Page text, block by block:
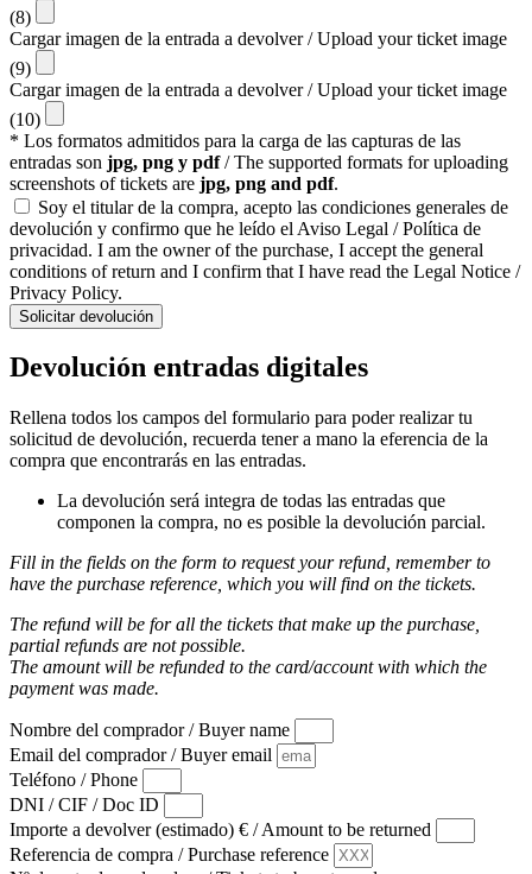
(8)
Cargar imagen de la entrada a devolver / Upload your ticket image
(9)
Cargar imagen de la entrada a devolver / Upload your ticket image
(10)
* Los formatos admitidos para la carga de las capturas de las
entradas son jpg, png y pdf/ The supported formats for uploading
screenshots of tickets are jpg, png and pdf.
Soy el titular de la compra, acepto las condiciones generales de
devolución y confirmo que he leído el Aviso Legal / Política de
privacidad. I am the owner of the purchase, I accept the general
conditions of return and I confirm that I have read the Legal Notice /
Privacy Policy.
Solicitar devolución
Devolución entradas digitales
Rellena todos los campos del formulario para poder realizar tu
solicitud de devolución, recuerda tener a mano la eferencia de la
compra que encontrarás en las entradas.
La devolución será integra de todas las entradas que
componen la compra, no es posible la devolución parcial.
Fill in the fields on the form to request your refund, remember to
have the purchase reference, which you will find on the tickets.
The refund will be for all the tickets that make up the purchase,
partial refunds are not possible.
The amount will be refunded to the card/account with which the
payment was made.
Nombre del comprador / Buyer name
Email del comprador / Buyer email
Teléfono / Phone
DNI / CIF / Doc ID
Importe a devolver (estimado) € / Amount to be returned
Referencia de compra / Purchase reference